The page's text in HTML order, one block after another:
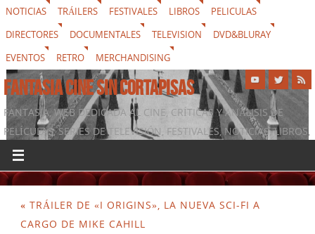
NOTICIAS TRÁILERS FESTIVALES LIBROS
PELICULAS
DIRECTORES
DOCUMENTALES TELEVISION
DVD&BLURAY
EVENTOS
RETRO MERCHANDISING
FANTASIA CINE SIN CORTAPISAS
FANTASIA, WEB DEDICADA AL CINE, CRÍTICAS Y ANÁLISIS DE
PELÍCULAS, SERIES DE TELEVISIÓN, FESTIVALES, NOTICIAS, LIBROS,
DVD & BLURAY, MERCHANDISING Y TODO LO QUE RODEA AL
SÉPTIMO ARTE
« TRÁILER DE «I ORIGINS», LA NUEVA SCI-FI A
CARGO DE MIKE CAHILL